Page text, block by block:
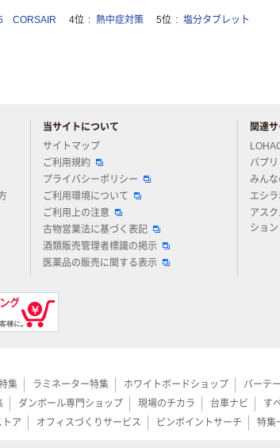
CORSAIR 4位 熱中症対策 5位 塩分タブレット
当サイトについて
サイトマップ
ご利用規約
プライバシーポリシー
ご利用環境について
ご利用上の注意
古物営業法に基づく表記
酒類販売管理者標識の掲示
医薬品の販売に関する表示
関連
パプリ
みん
エシラ
アス
ション
集 ラミネーター特集 ホワイトボードショップ パーテ
ダンボール専門ショップ 現場のチカラ 台車ナビ す
トア オフィスづくりサービス ピンポイントサーチ 特集